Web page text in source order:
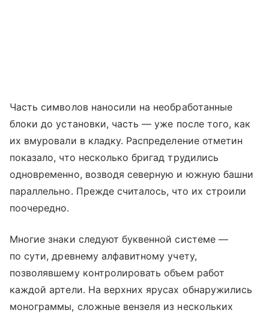
Часть символов наносили на необработанные
блоки до установки, часть — уже после того, как
их вмуровали в кладку. Распределение отметин
показало, что несколько бригад трудились
одновременно, возводя северную и южную башни
параллельно. Прежде считалось, что их строили
поочередно.
Многие знаки следуют буквенной системе —
по сути, древнему алфавитному учету,
позволявшему контролировать объем работ
каждой артели. На верхних ярусах обнаружились
монограммы, сложные вензеля из нескольких